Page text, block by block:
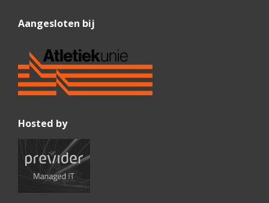
Aangesloten bij
Hosted by